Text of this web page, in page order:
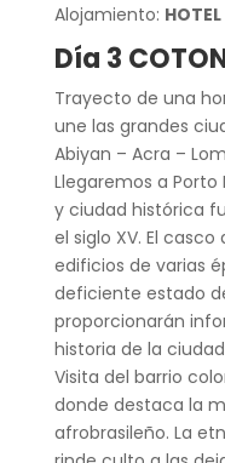
Alojamiento:
Día 3
Trayecto de una
une las grandes
Abiyan – Acra –
Llegaremos a
y ciudad histórica
el siglo XV. El
edificios de varias
deficiente estado
proporcionarán
historia de la
Visita del barrio
donde destaca la
afrobrasileño. La